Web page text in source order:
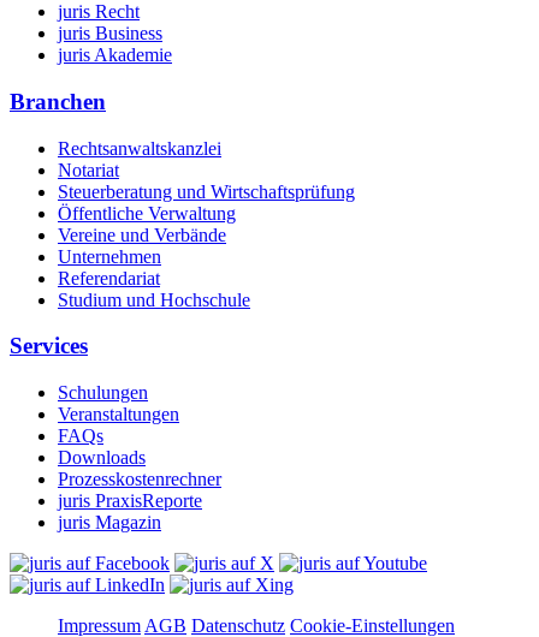
juris Recht
juris Business
juris Akademie
Branchen
Rechtsanwaltskanzlei
Notariat
Steuerberatung und Wirtschaftsprüfung
Öffentliche Verwaltung
Vereine und Verbände
Unternehmen
Referendariat
Studium und Hochschule
Services
Schulungen
Veranstaltungen
FAQs
Downloads
Prozesskostenrechner
juris PraxisReporte
juris Magazin
Impressum AGB Datenschutz Cookie-Einstellungen